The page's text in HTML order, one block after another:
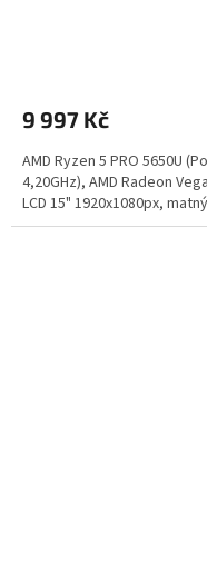
9 997 Kč
AMD Ryzen 5 PRO 5650U
4,20GHz), AMD Radeon
LCD 15" 1920x1080px,